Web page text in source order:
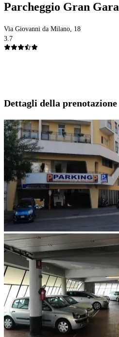
Parcheggio Gran
Via Giovanni da Milano, 18
3.7
Dettagli della prenotazione